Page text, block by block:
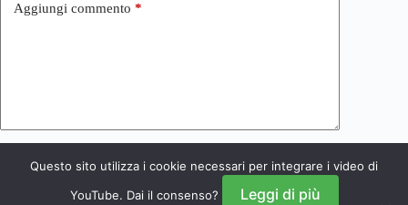
Aggiungi commento *
Invia commento
Questo sito utilizza i cookie necessari per integrare i video di
YouTube. Dai il consenso?
Leggi di più